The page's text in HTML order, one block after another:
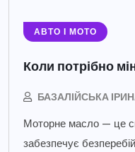
АВТО І МОТО
Коли потрібно
БАЗАЛІЙСЬКА
Моторне масло — це
забезпечує